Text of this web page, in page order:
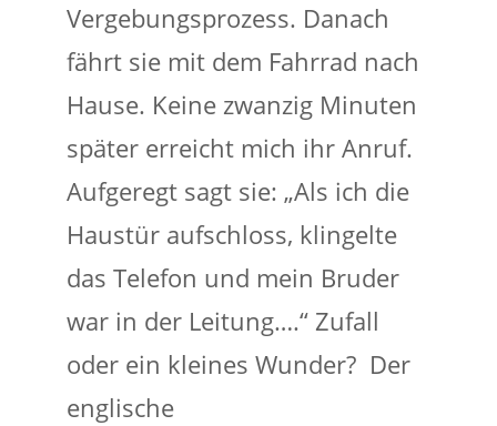
Vergebungsprozess. Danach
fährt sie mit dem Fahrrad nach
Hause. Keine zwanzig Minuten
später erreicht mich ihr Anruf.
Aufgeregt sagt sie: „Als ich die
Haustür aufschloss, klingelte
das Telefon und mein Bruder
war in der Leitung….“ Zufall
oder ein kleines Wunder? Der
englische